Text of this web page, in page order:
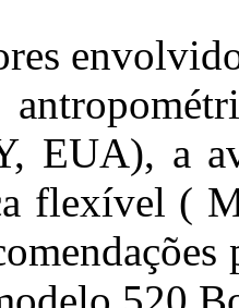
EUA), a
flexível (